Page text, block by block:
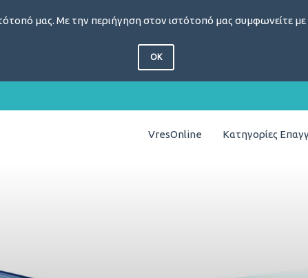
μας. Με την περιήγηση στον ιστότοπό μας συμφωνείτε
OK
VresOnline Κατηγορίες